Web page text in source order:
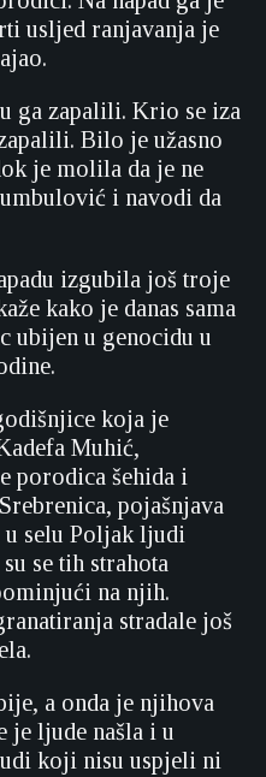
usljed ranjavanja je
ga zapalili. Krio se iza
Bilo je užasno
je molila da je ne
i navodi da
izgubila još troje
kako je danas sama
ubijen u genocidu u
koja je
Muhić,
porodica šehida i
pojašnjava
u selu Poljak ljudi
se tih strahota
na njih.
stradale još
a onda je njihova
je ljude našla i u
koji nisu uspjeli ni